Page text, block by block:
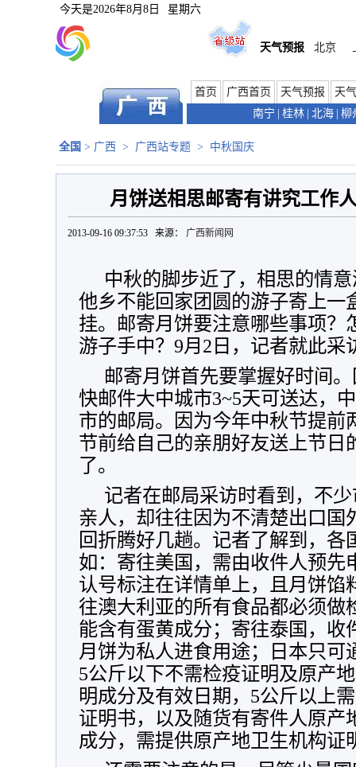
今天是2026年8月8日 星期六
天气预报 北京
首页 广西首页 天气预报
天
南宁
桂林 北海 柳
全国 > 广西 > 广西站专题 > 中秋国庆
月饼送相思邮寄有讲究工作
2013-09-16 09:37:53 来源： 广西新闻网
中秋的脚步近了，相思的情
他乡不能回家团圆的游子寄上一
挂。邮寄月饼要注意哪些事项？
游子手中？9月2日，记者就此采
邮寄月饼首先要掌握好时间
快邮件大中城市3~5天可送达，
市的邮局。因为今年中秋节提前
节前给自己的亲朋好友送上节日
了。
记者在邮局采访时看到，不
亲人，却往往因为不清楚出口国
回折腾好几趟。记者了解到，
如：寄往美国，需由收件人预先
认号标注在详情单上，且月饼馅
往澳大利亚的所有食品都必须做
能含有蛋黄成分；寄往泰国，收
月饼为私人进食用途；日本只可
5公斤以下不需检疫证明及原产
明成分及有效日期，5公斤以上
证明书，以及随货有寄件人原产
成分，需提供原产地卫生机构证